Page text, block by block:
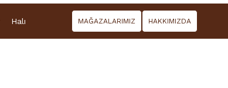
Halı MAĞAZALARIMIZ HAKKIMIZDA